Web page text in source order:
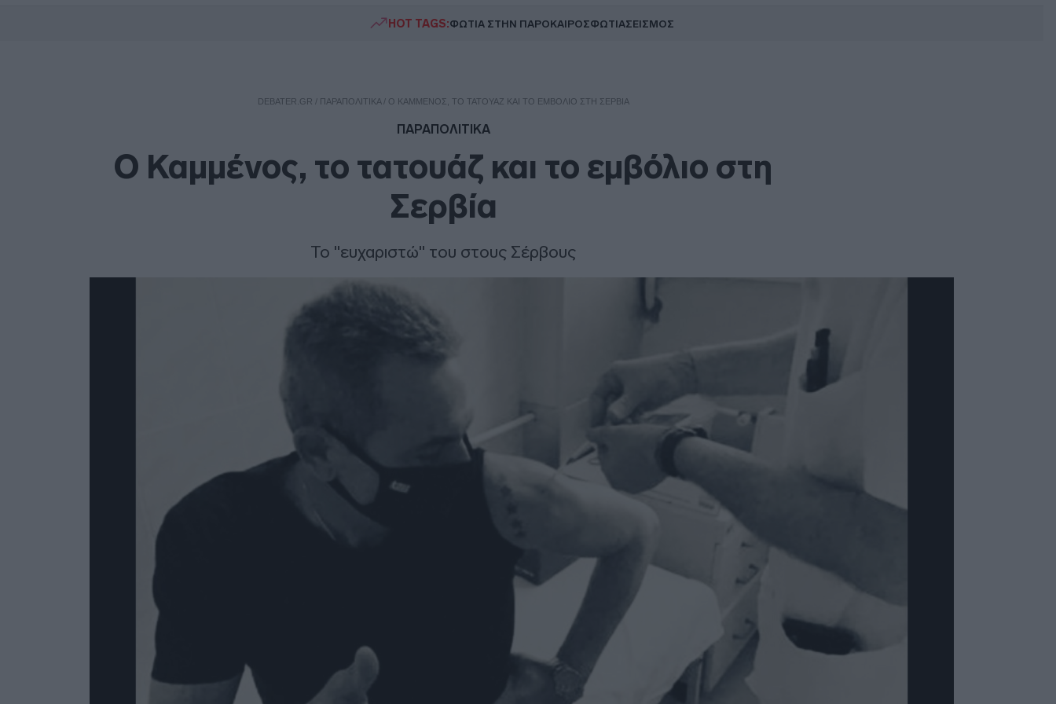
HOT TAGS:ΦΩΤΙΑ ΣΤΗΝ ΠΑΡΟΚΑΙΡΟΣΦΩΤΙΑΣΕΙΣΜΟΣ
DEBATER.GR / ΠΑΡΑΠΟΛΙΤΙΚΑ/ Ο ΚΑΜΜΈΝΟΣ, ΤΟ ΤΑΤΟΥΆΖ ΚΑΙ ΤΟ ΕΜΒΌΛΙΟ ΣΤΗ ΣΕΡΒΊΑ
ΠΑΡΑΠΟΛΙΤΙΚΑ
Ο Καμμένος, το τατουάζ και το εμβόλιο στη
Σερβία
Το "ευχαριστώ" του στους Σέρβους